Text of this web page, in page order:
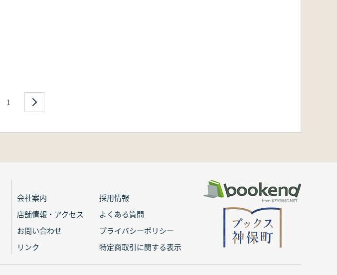
1
会社案内
採用情報
店舗情報・アクセス
よくある質問
お問い合わせ
プライバシーポリシー
リンク
特定商取引に関する表示